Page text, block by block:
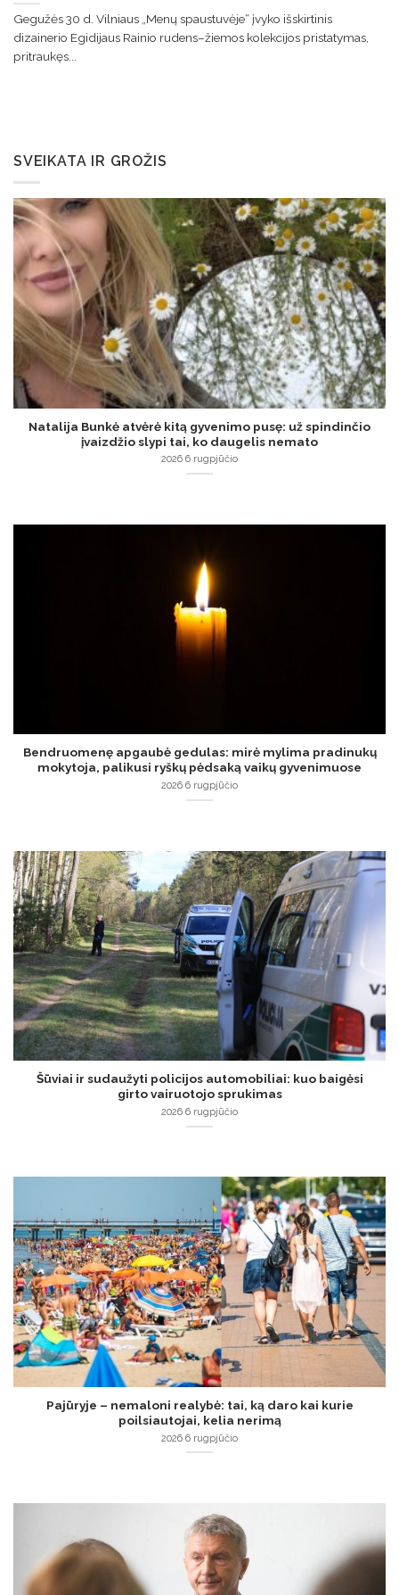
Gegužės 30 d. Vilniaus „Menų spaustuvėje“ įvyko išskirtinis
dizainerio Egidijaus Rainio rudens–žiemos kolekcijos pristatymas,
pritraukęs...
SVEIKATA IR GROŽIS
Natalija Bunkė atvėrė kitą gyvenimo pusę: už spindinčio
įvaizdžio slypi tai, ko daugelis nemato
2026 6 rugpjūčio
Bendruomenę apgaubė gedulas: mirė mylima pradinukų
mokytoja, palikusi ryškų pėdsaką vaikų gyvenimuose
2026 6 rugpjūčio
Šūviai ir sudaužyti policijos automobiliai: kuo baigėsi
girto vairuotojo sprukimas
2026 6 rugpjūčio
Pajūryje – nemaloni realybė: tai, ką daro kai kurie
poilsiautojai, kelia nerimą
2026 6 rugpjūčio